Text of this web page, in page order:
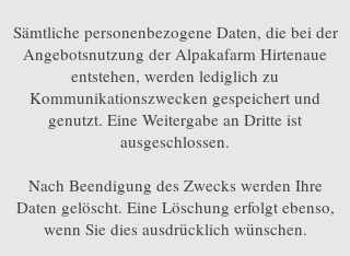
Sämtliche personenbezogene Daten, die bei der
Angebotsnutzung der Alpakafarm Hirtenaue
entstehen, werden lediglich zu
Kommunikationszwecken gespeichert und
genutzt. Eine Weitergabe an Dritte ist
ausgeschlossen.
Nach Beendigung des Zwecks werden Ihre
Daten gelöscht. Eine Löschung erfolgt ebenso,
wenn Sie dies ausdrücklich wünschen.